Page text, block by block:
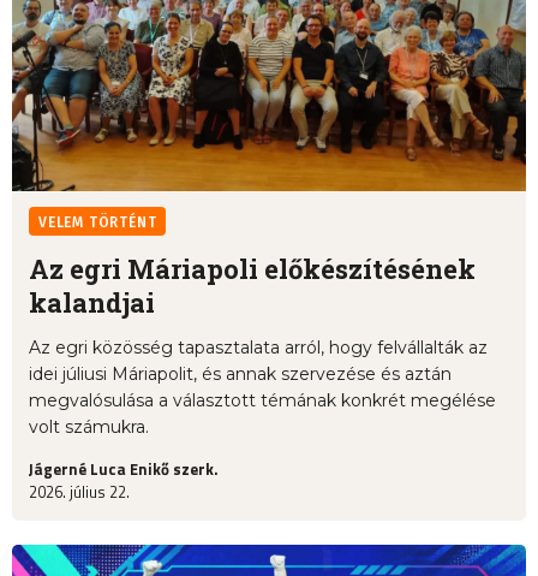
VELEM TÖRTÉNT
Az egri Máriapoli előkészítésének
kalandjai
Az egri közösség tapasztalata arról, hogy felvállalták az
idei júliusi Máriapolit, és annak szervezése és aztán
megvalósulása a választott témának konkrét megélése
volt számukra.
Jágerné Luca Enikő szerk.
2026. július 22.